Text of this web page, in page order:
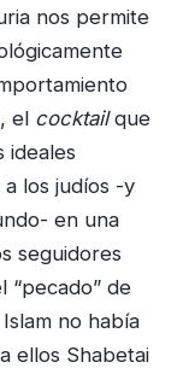
nos permite
el cocktailque
ideales
los judíos -y
en una
seguidores
“pecado” de
no había
ellos Shabetai